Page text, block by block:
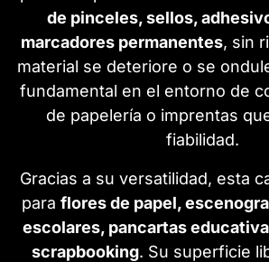
de pinceles, sellos,
marcadores permanentes, sin
material se deteriore o se
fundamental en el entorno de
de papelería o imprentas
fiabilidad.
Gracias a su versatilidad, esta
para flores de papel,
escolares, pancartas
scrapbooking. Su superficie